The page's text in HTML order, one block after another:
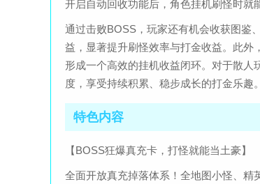
开启自动回收功能后，角色挂机刷怪时就
通过击败BOSS，玩家还有机会收获图鉴
益，显著提升刷怪效率与打金收益。此外
形成一个高效的挂机收益闭环。对于散
度，享受持续积累、稳步成长的打金乐趣。
特色内容
【BOSS狂爆真充卡，打怪就能当土豪】
全面开放真充掉落体系！全地图小怪、